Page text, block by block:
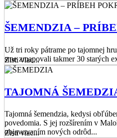
ŠEMENDZIA –
Už tri roky pátrame po tajomnej
sme zmapovali takmer 30 starých
Zisti viac...
TAJOMNÁ
Tajomná šemendzia, kedysi
povedomia. S jej rozšírením v
objavovaním nových odrôd...
Zisti viac...